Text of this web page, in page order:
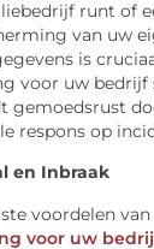
runt of
van uw
is
voor uw bedrijf
gemoedsrust
respons op
en Inbraak
voordelen van
voor uw